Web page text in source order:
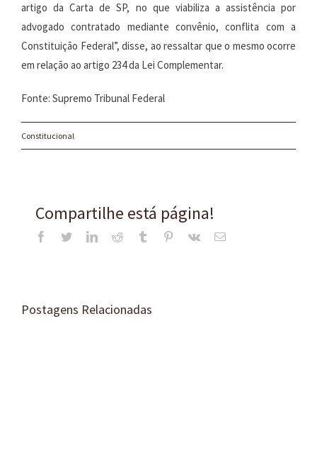
artigo da Carta de SP, no que viabiliza a assistência por
advogado contratado mediante convênio, conflita com a
Constituição Federal”, disse, ao ressaltar que o mesmo ocorre
em relação ao artigo 234 da Lei Complementar.
Fonte: Supremo Tribunal Federal
Constitucional
Compartilhe está página!
Facebook
TwitterLinkedInReddit Tumblr Pinterest
Vk
E-
Postagens Relacionadas